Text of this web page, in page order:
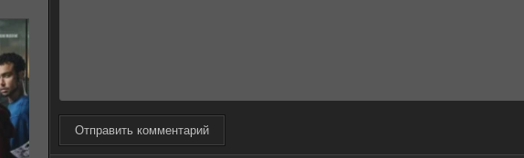
Отправить комментарий